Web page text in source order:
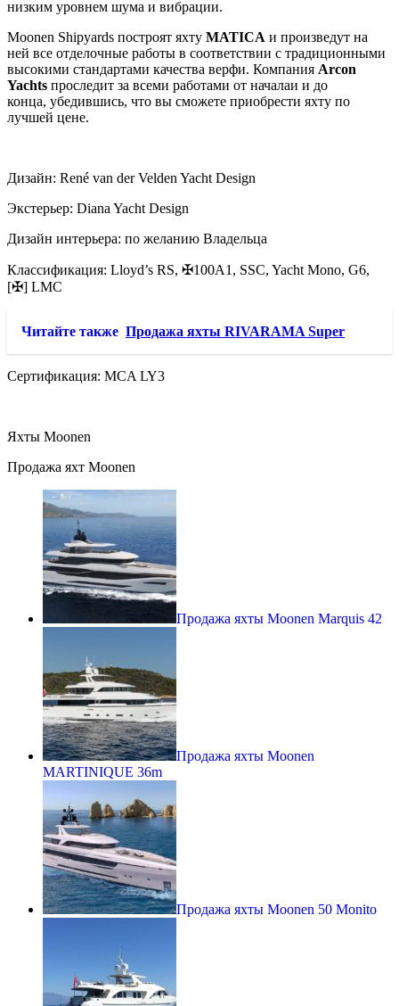
низким уровнем шума и вибрации.
Moonen Shipyards построят яхту MATICA и произведут на
ней все отделочные работы в соответствии с традиционными
высокими стандартами качества верфи. Компания Arcon
Yachts проследит за всеми работами от началаи и до
конца, убедившись, что вы сможете приобрести яхту по
лучшей цене.
Дизайн: René van der Velden Yacht Design
Экстерьер: Diana Yacht Design
Дизайн интерьера: по желанию Владельца
Классификация: Lloyd’s RS, ✠100A1, SSC, Yacht Mono, G6,
[✠] LMC
Читайте также Продажа яхты RIVARAMA Super
Сертификация: MCA LY3
Яхты Moonen
Продажа яхт Moonen
Продажа яхты Moonen Marquis 42
Продажа яхты Moonen
MARTINIQUE 36m
Продажа яхты Moonen 50 Monito